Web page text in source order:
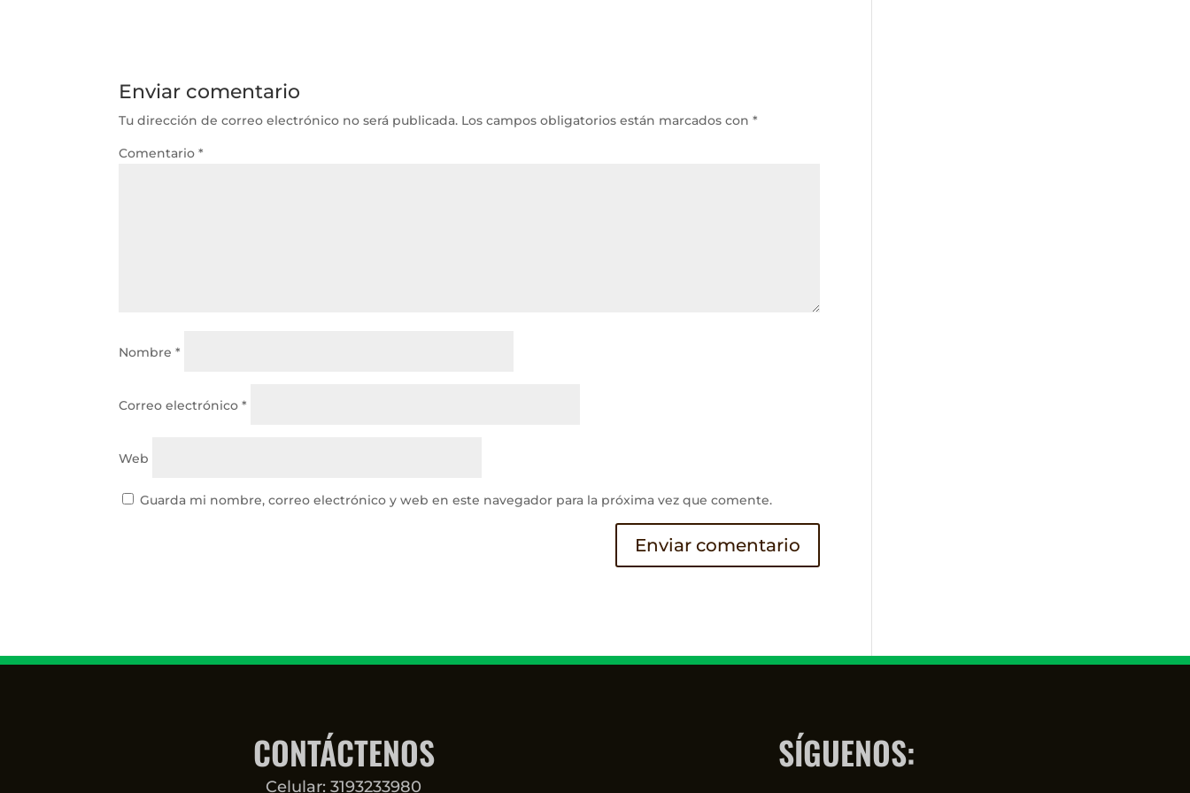
Enviar comentario
Tu dirección de correo electrónico no será publicada. Los campos obligatorios están marcados con*
Comentario*
Nombre*
Correo electrónico*
Web
Guarda mi nombre, correo electrónico y web en este navegador para la próxima vez que comente.
CONTÁCTENOS
Celular: 3193233980
SÍGUENOS: